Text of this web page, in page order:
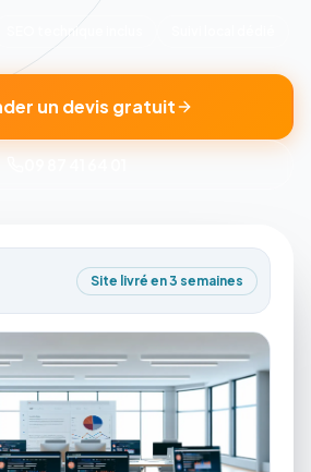
un devis gratuit
Site livré en 3 semaines